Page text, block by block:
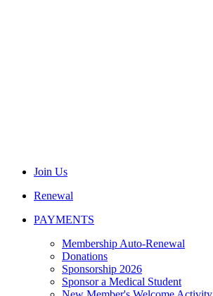
Join Us
Renewal
PAYMENTS
Membership Auto-Renewal
Donations
Sponsorship 2026
Sponsor a Medical Student